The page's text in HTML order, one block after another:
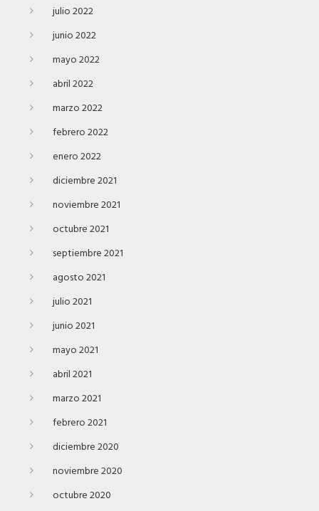
julio 2022
junio 2022
mayo 2022
abril 2022
marzo 2022
febrero 2022
enero 2022
diciembre 2021
noviembre 2021
octubre 2021
septiembre 2021
agosto 2021
julio 2021
junio 2021
mayo 2021
abril 2021
marzo 2021
febrero 2021
diciembre 2020
noviembre 2020
octubre 2020